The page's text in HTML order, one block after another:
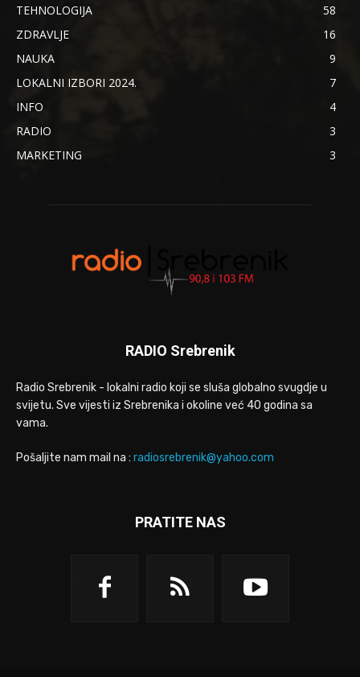
TEHNOLOGIJA
58
ZDRAVLJE
16
NAUKA
9
LOKALNI IZBORI 2024.
7
INFO
4
RADIO
3
MARKETING
3
RADIO Srebrenik
Radio Srebrenik - lokalni radio koji se sluša globalno svugdje u
svijetu. Sve vijesti iz Srebrenika i okoline već 40 godina sa
vama.
Pošaljite nam mail na : radiosrebrenik@yahoo.com
PRATITE NAS